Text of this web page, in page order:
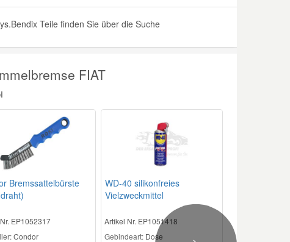
Teile finden Sie über die Suche
FIAT
Bremssattelbürste
EP1052317
: Condor
WD-40 silikonfreies
Vielzweckmittel
Artikel Nr. EP1051418
Gebindeart: Dose